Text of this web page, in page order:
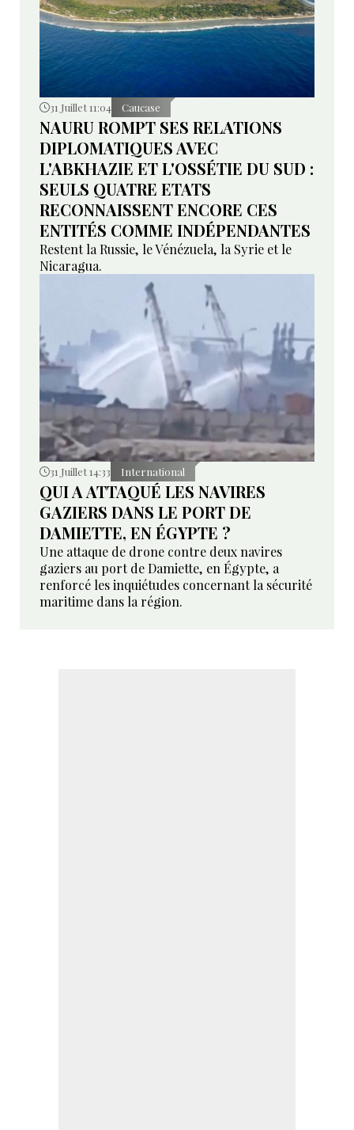
31 Juillet 11:04 Caucase
NAURU ROMPT SES RELATIONS
DIPLOMATIQUES AVEC
L'ABKHAZIE ET L'OSSÉTIE DU SUD :
SEULS QUATRE ETATS
RECONNAISSENT ENCORE CES
ENTITÉS COMME INDÉPENDANTES
Restent la Russie, le Vénézuela, la Syrie et le
Nicaragua.
31 Juillet 14:33 International
QUI A ATTAQUÉ LES NAVIRES
GAZIERS DANS LE PORT DE
DAMIETTE, EN ÉGYPTE ?
Une attaque de drone contre deux navires
gaziers au port de Damiette, en Égypte, a
renforcé les inquiétudes concernant la sécurité
maritime dans la région.